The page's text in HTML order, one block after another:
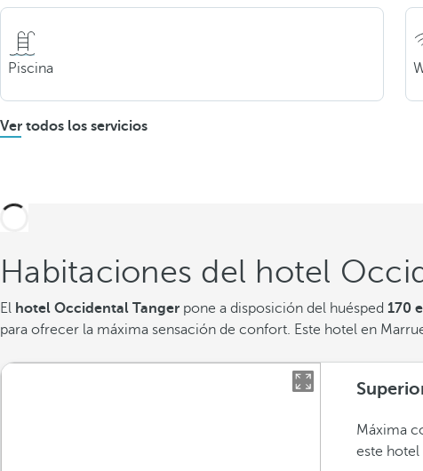
Piscina
Ver todos los servicios
Habitaciones del hotel
El hotel Occidental Tanger pone a disposición del huésped 170
para ofrecer la máxima sensación de confort. Este hotel en
Máxima
este hotel